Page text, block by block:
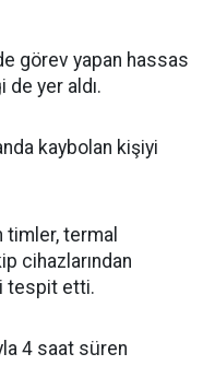
görev yapan hassas
yer aldı.
kaybolan kişiyi
timler, termal
cihazlarından
tespit etti.
4 saat süren